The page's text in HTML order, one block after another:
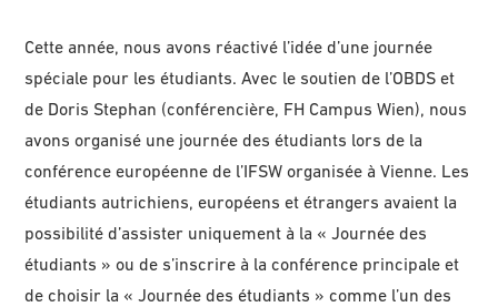
Cette année, nous avons réactivé l’idée d’une journée
spéciale pour les étudiants. Avec le soutien de l’OBDS et
de Doris Stephan (conférencière, FH Campus Wien), nous
avons organisé une journée des étudiants lors de la
conférence européenne de l’IFSW organisée à Vienne. Les
étudiants autrichiens, européens et étrangers avaient la
possibilité d’assister uniquement à la « Journée des
étudiants » ou de s’inscrire à la conférence principale et
de choisir la « Journée des étudiants » comme l’un des